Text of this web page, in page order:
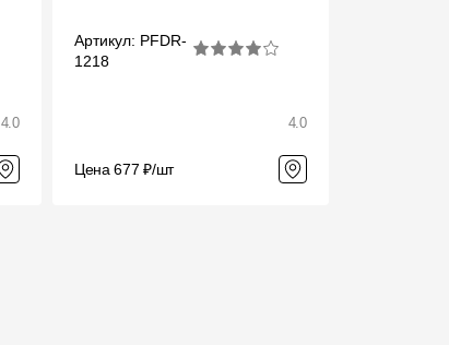
4.0
Артикул: PFDR-
1218
4.0
Цена 677 ₽/шт